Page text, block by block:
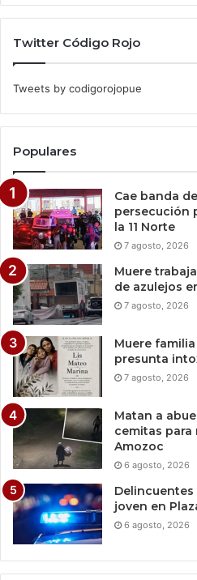
Twitter Código Rojo
Tweets by codigorojopue
Populares
Cae banda
persecución
la 11 Norte
7 agosto, 2026
Muere
de azulejos
7 agosto, 2026
Muere
presunta
7 agosto, 2026
Matan a
cemitas para
Amozoc
6 agosto, 2026
joven en
6 agosto, 2026